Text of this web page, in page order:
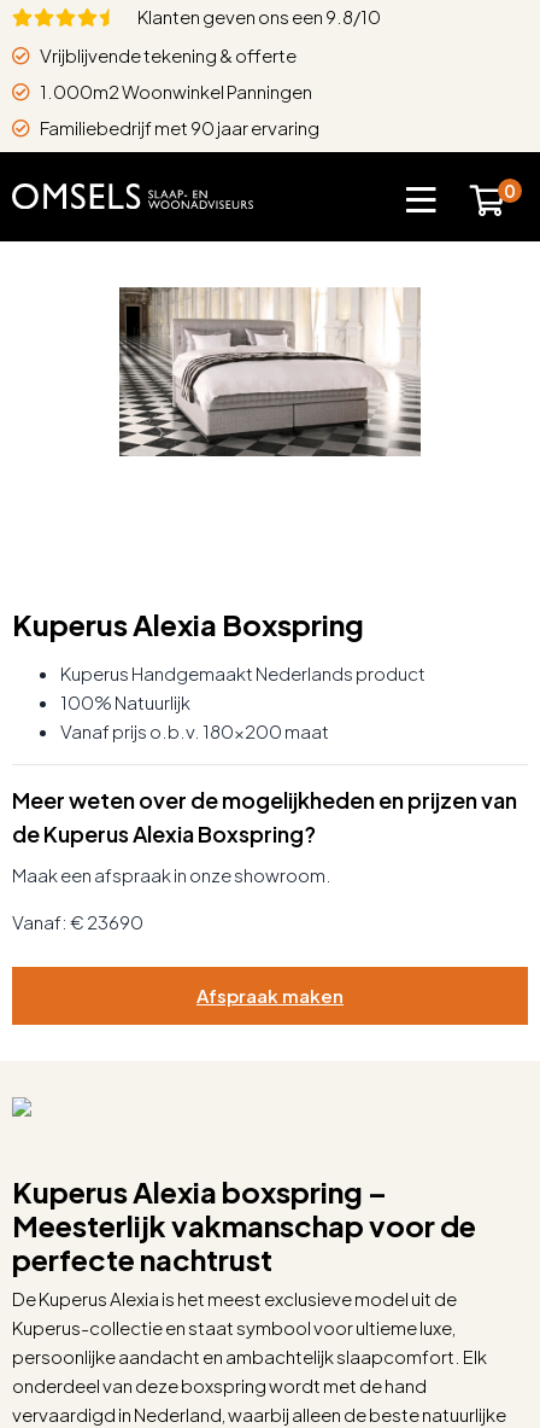
Klanten geven ons een 9.8/10
Vrijblijvende tekening & offerte
1.000m2 Woonwinkel Panningen
Familiebedrijf met 90 jaar ervaring
0
Kuperus Alexia Boxspring
Kuperus Handgemaakt Nederlands product
100% Natuurlijk
Vanaf prijs o.b.v. 180×200 maat
Meer weten over de mogelijkheden en prijzen van
de Kuperus Alexia Boxspring?
Maak een afspraak in onze showroom.
Vanaf: € 23690
Afspraak maken
Kuperus Alexia boxspring –
Meesterlijk vakmanschap voor de
perfecte nachtrust
De Kuperus Alexia is het meest exclusieve model uit de
Kuperus-collectie en staat symbool voor ultieme luxe,
persoonlijke aandacht en ambachtelijk slaapcomfort. Elk
onderdeel van deze boxspring wordt met de hand
vervaardigd in Nederland, waarbij alleen de beste natuurlijke